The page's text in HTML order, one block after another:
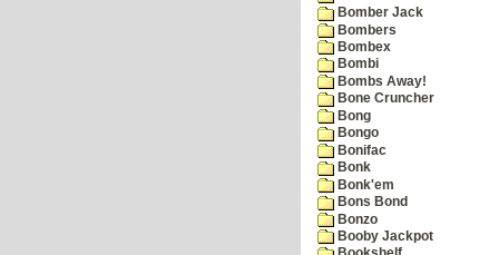
Bomber Jack
Bombers
Bombex
Bombi
Bombs Away!
Bone Cruncher
Bong
Bongo
Bonifac
Bonk
Bonk'em
Bons Bond
Bonzo
Booby Jackpot